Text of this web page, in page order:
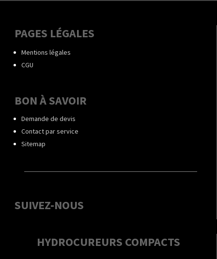
PAGES LÉGALES
Mentions légales
CGU
BON À SAVOIR
Demande de devis
Contact par service
Sitemap
SUIVEZ-NOUS
HYDROCUREURS COMPACTS